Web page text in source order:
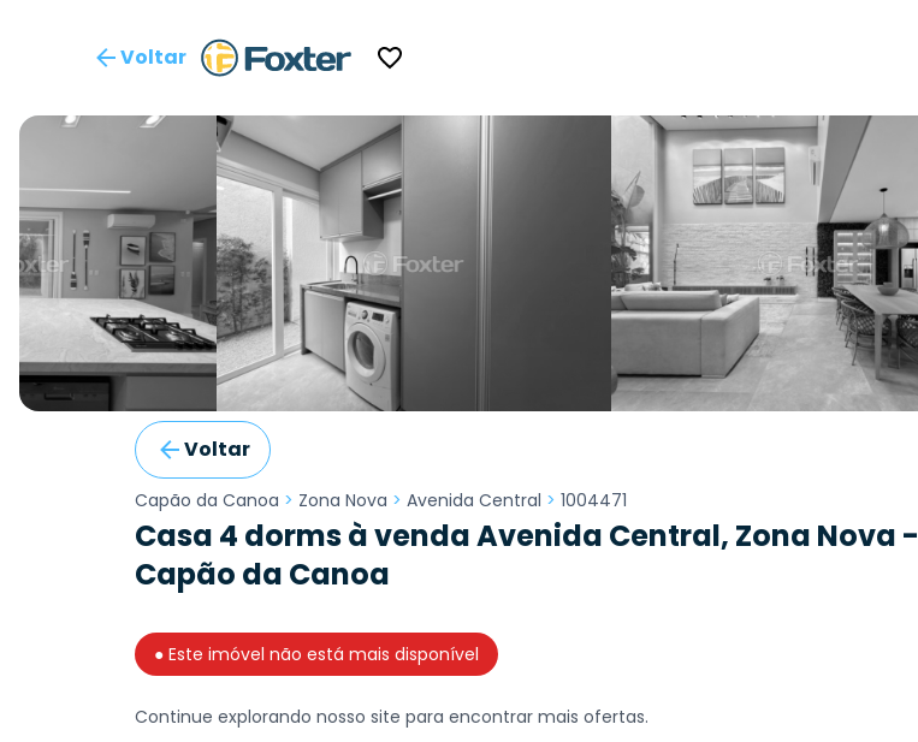
Voltar
Voltar
Capão da Canoa > Zona Nova > Avenida Central > 1004471
Casa 4 dorms à venda Avenida Central, Zona Nova -
Capão da Canoa
● Este imóvel não está mais disponível
Continue explorando nosso site para encontrar mais ofertas.